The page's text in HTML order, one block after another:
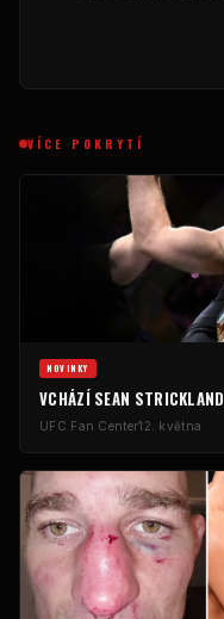
VÍCE POKRYTÍ
NOVINKY
VCHÁZÍ SEAN STRICKLAND
UFC Fan Center12. května